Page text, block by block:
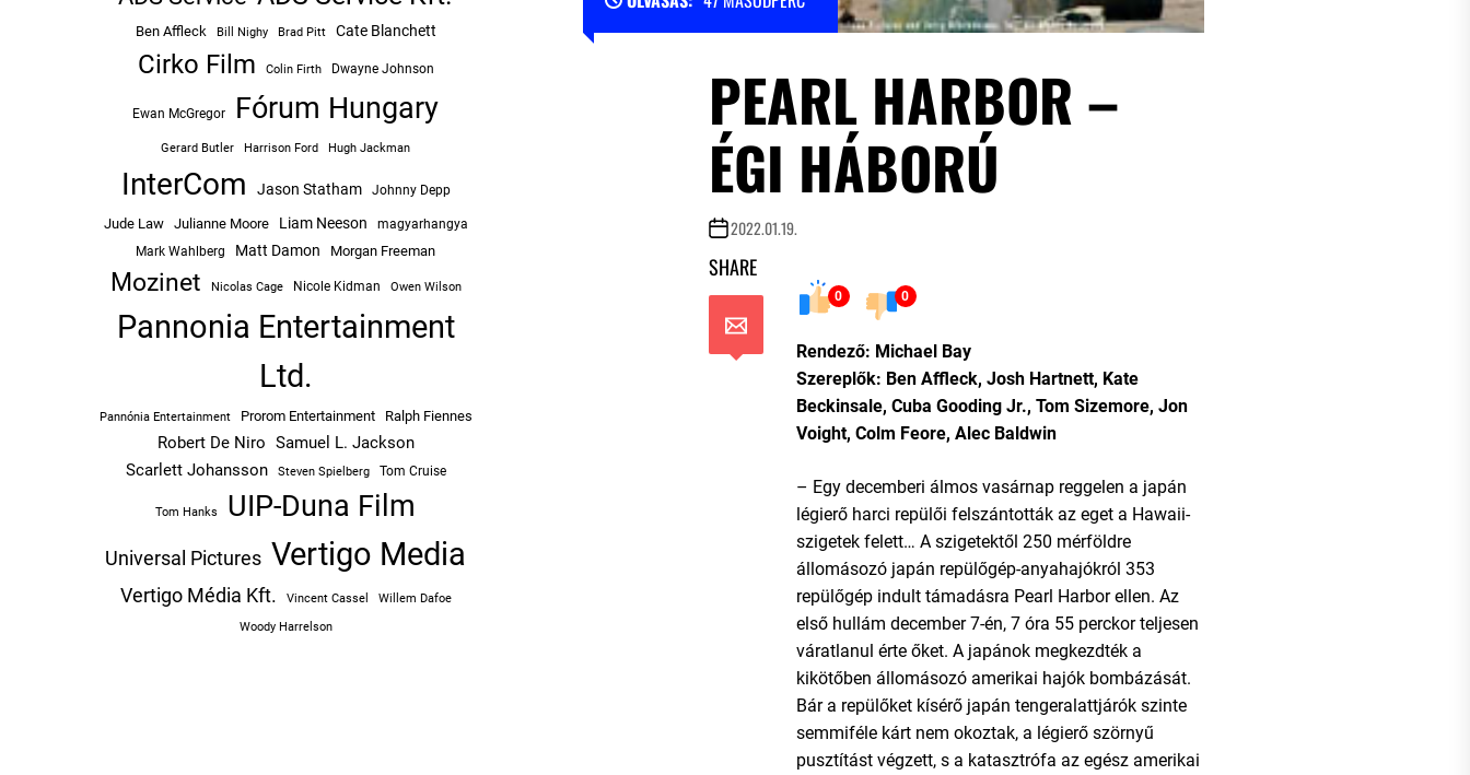
PEARL HARBOR –
ÉGI HÁBORÚ
2022.01.19.
SHARE
0 0
Rendező: Michael Bay
Szereplők: Ben Affleck, Josh Hartnett, Kate
Beckinsale, Cuba Gooding Jr., Tom Sizemore, Jon
Voight, Colm Feore, Alec Baldwin
– Egy decemberi álmos vasárnap reggelen a japán
légierő harci repülői felszántották az eget a Hawaii-
szigetek felett… A szigetektől 250 mérföldre
állomásozó japán repülőgép-anyahajókról 353
repülőgép indult támadásra Pearl Harbor ellen. Az
első hullám december 7-én, 7 óra 55 perckor teljesen
váratlanul érte őket. A japánok megkezdték a
kikötőben állomásozó amerikai hajók bombázását.
Bár a repülőket kísérő japán tengeralattjárók szinte
semmiféle kárt nem okoztak, a légierő szörnyű
pusztítást végzett, s a katasztrófa az egész amerikai
Ben Affleck Bill Nighy Brad Pitt Cate Blanchett
Cirko Film Colin Firth Dwayne Johnson
Ewan McGregor Fórum Hungary
Gerard Butler Harrison Ford Hugh Jackman
InterCom Jason Statham Johnny Depp
Jude Law Julianne Moore Liam Neeson
magyarhangya
Mark Wahlberg
Matt Damon Morgan Freeman
Mozinet Nicolas Cage Nicole Kidman Owen Wilson
Pannonia Entertainment
Ltd.
Pannónia Entertainment Prorom Entertainment Ralph Fiennes
Robert De Niro Samuel L. Jackson
Scarlett Johansson
Steven Spielberg Tom Cruise
Tom Hanks UIP-Duna Film
Universal Pictures Vertigo Media
Vertigo Média Kft. Vincent Cassel
Willem Dafoe
Woody Harrelson